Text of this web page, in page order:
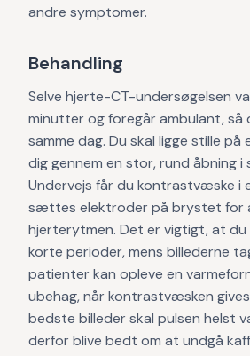
andre symptomer.
Behandling
Selve hjerte-CT-undersøgelsen
minutter og foregår ambulant, så
samme dag. Du skal ligge stille på
dig gennem en stor, rund åbning i
Undervejs får du kontrastvæske i
sættes elektroder på brystet for
hjerterytmen. Det er vigtigt, at du
korte perioder, mens billederne
patienter kan opleve en
ubehag, når kontrastvæsken
bedste billeder skal pulsen helst
derfor blive bedt om at undgå